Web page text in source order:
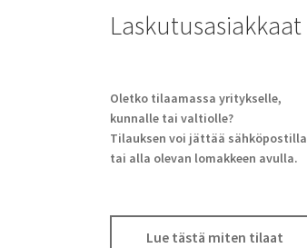
Laskutusasiakkaat
Oletko tilaamassa yritykselle,
kunnalle tai valtiolle?
Tilauksen voi jättää sähköpostilla
tai alla olevan lomakkeen avulla.
Lue tästä miten tilaat